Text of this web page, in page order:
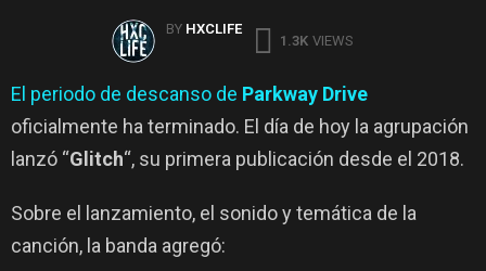
BY HXCLIFE
1.3K VIEWS
El periodo de descanso de Parkway Drive
oficialmente ha terminado. El día de hoy la agrupación
lanzó “Glitch“, su primera publicación desde el 2018.
Sobre el lanzamiento, el sonido y temática de la
canción, la banda agregó: